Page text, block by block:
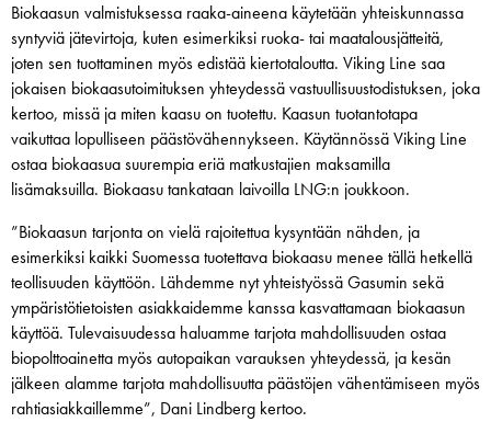
Biokaasun valmistuksessa raaka-aineena käytetään yhteiskunnassa
syntyviä jätevirtoja, kuten esimerkiksi ruoka- tai maatalousjätteitä,
joten sen tuottaminen myös edistää kiertotaloutta. Viking Line saa
jokaisen biokaasutoimituksen yhteydessä vastuullisuustodistuksen, joka
kertoo, missä ja miten kaasu on tuotettu. Kaasun tuotantotapa
vaikuttaa lopulliseen päästövähennykseen. Käytännössä Viking Line
ostaa biokaasua suurempia eriä matkustajien maksamilla
lisämaksuilla. Biokaasu tankataan laivoilla LNG:n joukkoon.
”Biokaasun tarjonta on vielä rajoitettua kysyntään nähden, ja
esimerkiksi kaikki Suomessa tuotettava biokaasu menee tällä hetkellä
teollisuuden käyttöön. Lähdemme nyt yhteistyössä Gasumin sekä
ympäristötietoisten asiakkaidemme kanssa kasvattamaan biokaasun
käyttöä. Tulevaisuudessa haluamme tarjota mahdollisuuden ostaa
biopolttoainetta myös autopaikan varauksen yhteydessä, ja kesän
jälkeen alamme tarjota mahdollisuutta päästöjen vähentämiseen myös
rahtiasiakkaillemme”, Dani Lindberg kertoo.